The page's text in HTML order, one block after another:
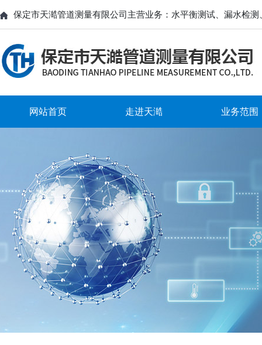
保定市天澔管道测量有限公司主营业务：水平衡测试、漏水检
网站首页 走进天澔 业务范围